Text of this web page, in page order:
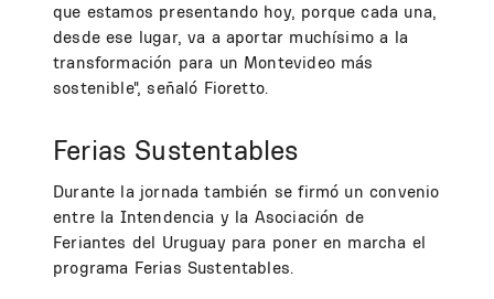
que estamos presentando hoy, porque cada una,
desde ese lugar, va a aportar muchísimo a la
transformación para un Montevideo más
sostenible", señaló Fioretto.
Ferias Sustentables
Durante la jornada también se firmó un convenio
entre la Intendencia y la Asociación de
Feriantes del Uruguay para poner en marcha el
programa Ferias Sustentables.